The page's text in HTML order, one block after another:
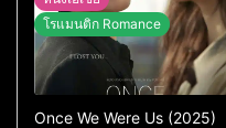
โรแมนติก Romance
Once We Were Us (2025)